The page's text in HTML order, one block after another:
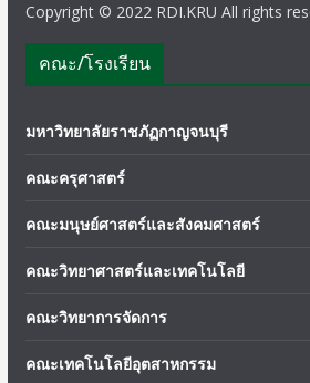
Copyright © 2022 RDI.KRU All rights
คณะ/โรงเรียน
มหาวิทยาลัยราชภัฏกาญจนบุรี
คณะครุศาสตร์
คณะมนุษย์ศาสตร์และสังคมศาสตร์
คณะวิทยาศาสตร์และเทคโนโลยี
คณะวิทยาการจัดการ
คณะเทคโนโลยีอุตสาหกรรม